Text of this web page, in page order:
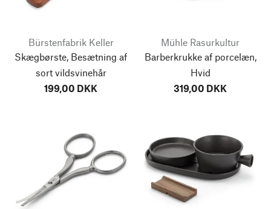
Bürstenfabrik Keller
Skægbørste, Besætning af
sort vildsvinehår
199,00 DKK
Mühle Rasurkultur
Barberkrukke af porcelæn,
Hvid
319,00 DKK